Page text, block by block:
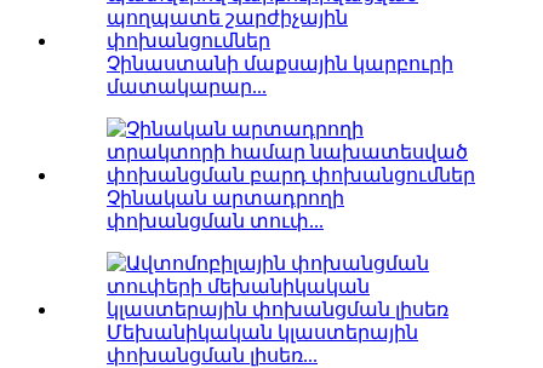
Չինաստանի մաքսային կարբուրի
մատակարար...
Չինական արտադրողի
փոխանցման տուփ...
Մեխանիկական կլաստերային
փոխանցման լիսեռ...